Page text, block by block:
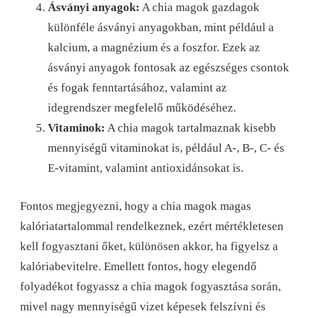
Ásványi anyagok: A chia magok gazdagok
különféle ásványi anyagokban, mint például a
kalcium, a magnézium és a foszfor. Ezek az
ásványi anyagok fontosak az egészséges csontok
és fogak fenntartásához, valamint az
idegrendszer megfelelő működéséhez.
Vitaminok: A chia magok tartalmaznak kisebb
mennyiségű vitaminokat is, például A-, B-, C- és
E-vitamint, valamint antioxidánsokat is.
Fontos megjegyezni, hogy a chia magok magas
kalóriatartalommal rendelkeznek, ezért mértékletesen
kell fogyasztani őket, különösen akkor, ha figyelsz a
kalóriabevitelre. Emellett fontos, hogy elegendő
folyadékot fogyassz a chia magok fogyasztása során,
mivel nagy mennyiségű vizet képesek felszívni és